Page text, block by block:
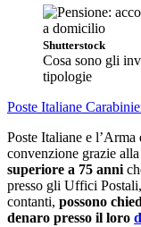
Shutterstock
Cosa sono gli
tipologie
Poste Italiane
Poste Italiane e
convenzione grazie
superiore a 75 anni
presso gli Uffici
contanti, possono
denaro presso il loro